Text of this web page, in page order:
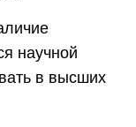
научной
в высших